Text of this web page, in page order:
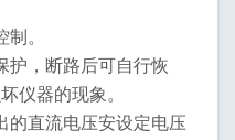
。
护，断路后可自行恢
仪器的现象。
的直流电压安设定电压